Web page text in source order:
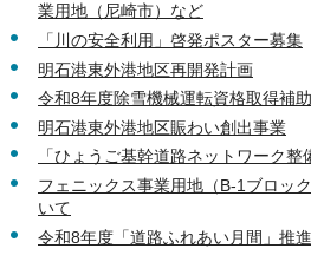
業用地（尼崎市）など
「川の安全利用」啓発ポスター募集
明石港東外港地区再開発計画
令和8年度除雪機械運転資格取得補
明石港東外港地区賑わい創出事業
「ひょうご基幹道路ネットワーク
フェニックス事業用地（B-1ブロッ
いて
令和8年度「道路ふれあい月間」推